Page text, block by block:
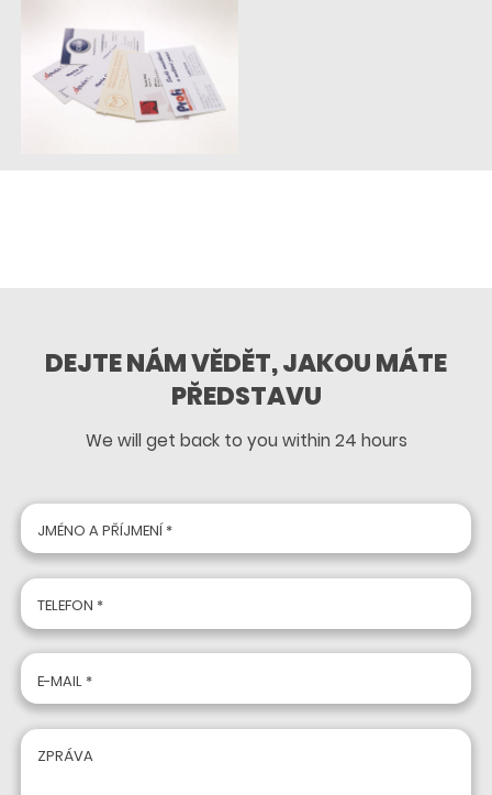
DEJTE NÁM VĚDĚT, JAKOU MÁTE
PŘEDSTAVU
We will get back to you within 24 hours
JMÉNO A PŘÍJMENÍ *
TELEFON *
E-MAIL *
ZPRÁVA